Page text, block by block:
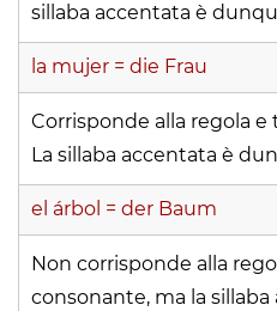
sillaba accentata è
la mujer = die Frau
Corrisponde alla regola
La sillaba accentata è
el árbol = der Baum
Non corrisponde alla
consonante, ma la